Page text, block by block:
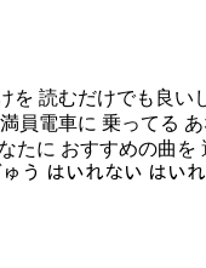
を 読むだけでも良
員電車に 乗ってる
たに おすすめの曲
う はいれない はい